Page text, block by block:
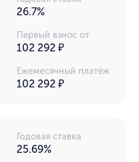
26.7%
Первый взнос от
102 292 ₽
Ежемесячный платёж
102 292 ₽
Годовая ставка
25.69%